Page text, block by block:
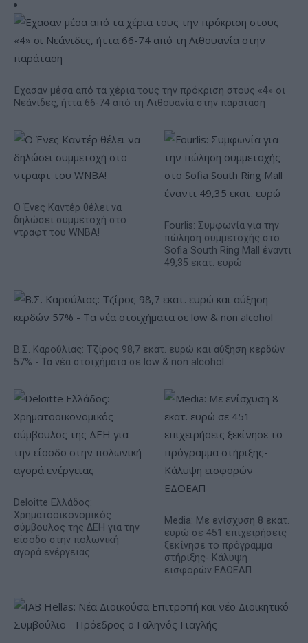
Έχασαν μέσα από τα χέρια τους την πρόκριση στους «4» οι
Νεάνιδες, ήττα 66-74 από τη Λιθουανία στην παράταση
Ο Ένες Καντέρ θέλει να
δηλώσει συμμετοχή στο
ντραφτ του WNBA!
Fourlis: Συμφωνία για την
πώληση συμμετοχής στο
Sofia South Ring Mall έναντι
49,35 εκατ. ευρώ
Β.Σ. Καρούλιας: Τζίρος 98,7 εκατ. ευρώ και αύξηση κερδών
57% - Τα νέα στοιχήματα σε low & non alcohol
Deloitte Ελλάδος:
Χρηματοοικονομικός
σύμβουλος της ΔΕΗ για την
είσοδο στην πολωνική
αγορά ενέργειας
Media: Με ενίσχυση 8 εκατ.
ευρώ σε 451 επιχειρήσεις
ξεκίνησε το πρόγραμμα
στήριξης- Κάλυψη
εισφορών ΕΔΟΕΑΠ